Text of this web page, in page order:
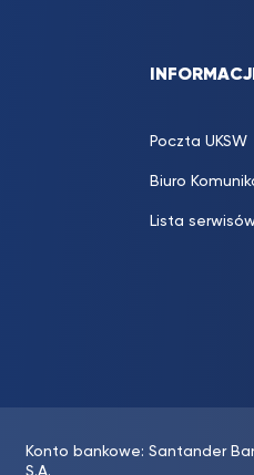
Poczta UKSW
Biuro
Lista
Konto bankowe: Santander